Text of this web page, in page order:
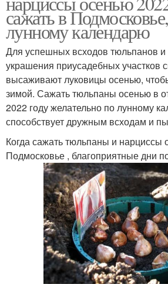
сажать в
лунному календарю
Для успешных всходов тюльпанов и
украшения приусадебных участков
высаживают луковицы осенью,
зимой. Сажать тюльпаны осенью в
2022 году желательно по лунному
способствует дружным всходам и
Когда сажать тюльпаны и нарциссы
Подмосковье , благоприятные дни